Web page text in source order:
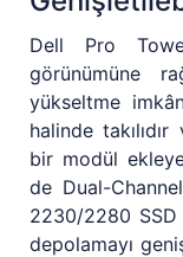
Dell Pro
görünümüne
yükseltme
halinde
bir modül
de Dual-
2230/2280 SSD
depolamayı